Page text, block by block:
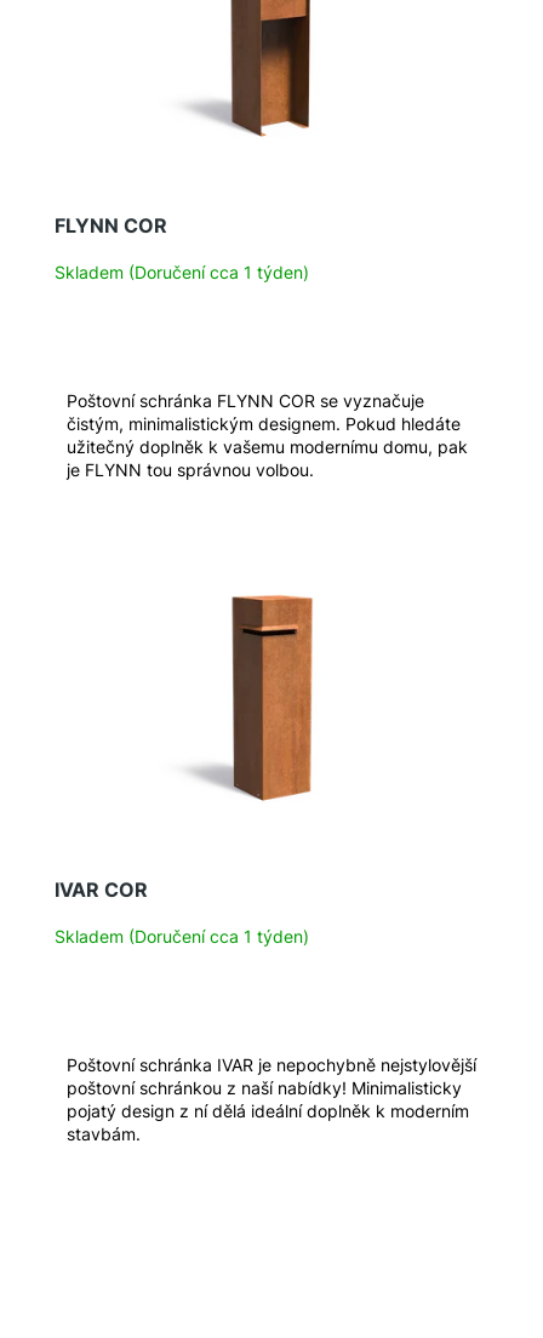
FLYNN COR
Skladem (Doručení cca 1 týden)
Poštovní schránka FLYNN COR se vyznačuje
čistým, minimalistickým designem. Pokud hledáte
užitečný doplněk k vašemu modernímu domu, pak
je FLYNN tou správnou volbou.
IVAR COR
Skladem (Doručení cca 1 týden)
Poštovní schránka IVAR je nepochybně nejstylovější
poštovní schránkou z naší nabídky! Minimalisticky
pojatý design z ní dělá ideální doplněk k moderním
stavbám.